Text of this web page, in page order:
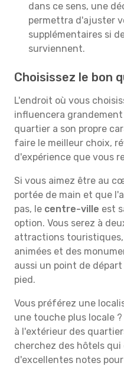
dans ce sens, une
permettra d'ajuster
supplémentaires si
surviennent.
Choisissez le bon
L'endroit où vous
influencera
quartier a son propre
faire le meilleur choix,
d'expérience que vous
Si vous aimez être au
portée de main et que
pas, le centre-ville est
option. Vous serez à
attractions
animées et des
aussi un point de
pied.
Vous préférez une
une touche plus locale
à l'extérieur des
cherchez des hôtels
d'excellentes notes